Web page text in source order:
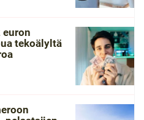
tekoälyltä